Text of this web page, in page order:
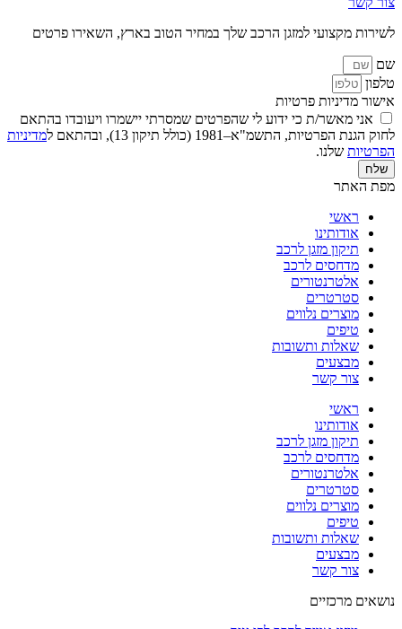
לשירות מקצועי למזגן הרכב שלך במחיר הטוב בארץ, השאירו פרטים
שם
טלפון
אישור מדיניות פרטיות
אני מאשר/ת כי ידוע לי שהפרטים שמסרתי יישמרו ויעובדו בהתאם
לחוק הגנת הפרטיות, התשמ"א–1981 (כולל תיקון 13), ובהתאם ל
מדיניות
הפרטיות שלנו.
שלח
מפת האתר
ראשי
אודותינו
תיקון מזגן לרכב
מדחסים לרכב
אלטרנטורים
סטרטרים
מוצרים נלווים
טיפים
שאלות ותשובות
מבצעים
צור קשר
ראשי
אודותינו
תיקון מזגן לרכב
מדחסים לרכב
אלטרנטורים
סטרטרים
מוצרים נלווים
טיפים
שאלות ותשובות
מבצעים
צור קשר
נושאים מרכזיים